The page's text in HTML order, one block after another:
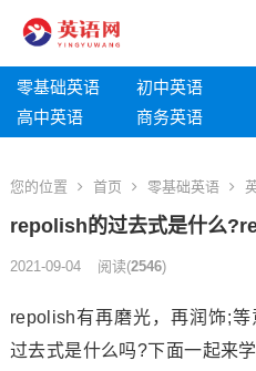
零基础英语 初中英语
高中英语
商务英语
您的位置 首页 零基础英语
repolish的过去式是什么
2021-09-04 阅读(2546)
repolish有再磨光，再润饰;
过去式是什么吗?下面一起来